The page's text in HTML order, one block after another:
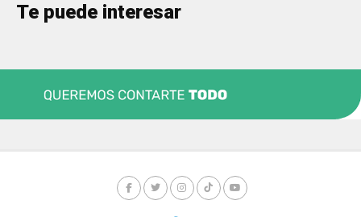
Te puede interesar